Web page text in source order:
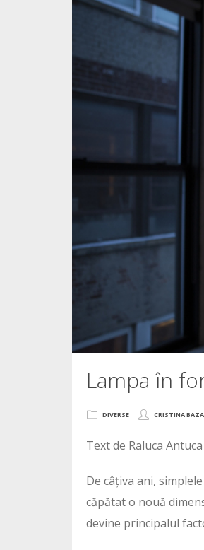
Lampa în
DIVERSE CRISTINA
Text de Raluca Antuca
De câțiva ani,
căpătat o nouă
devine principalul